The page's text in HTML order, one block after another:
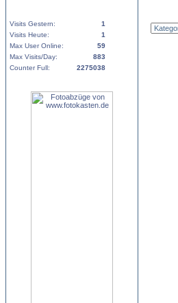
Visits Gestern:
1
Visits Heute:
1
Max User Online:
59
Max Visits/Day:
883
Counter Full:
2275038